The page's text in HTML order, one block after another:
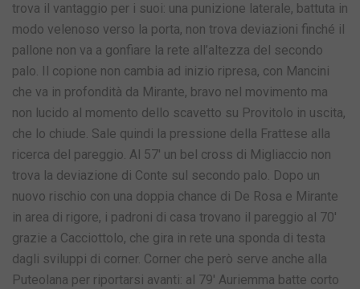
trova il vantaggio per i suoi: una punizione laterale, battuta in
modo velenoso verso la porta, non trova deviazioni finché il
pallone non va a gonfiare la rete all’altezza del secondo
palo. Il copione non cambia ad inizio ripresa, con Mancini
che va in profondità da Mirante, bravo nel movimento ma
non lucido al momento dello scavetto su Provitolo in uscita,
che lo chiude. Sale quindi la pressione della Frattese alla
ricerca del pareggio. Al 57′ un bel cross di Migliaccio non
trova la deviazione di Conte sul secondo palo. Dopo un
nuovo rischio con una doppia chance di De Rosa e Mirante
in area di rigore, i padroni di casa trovano il pareggio al 70′
grazie a Cacciottolo, che gira in rete una sponda di testa
dagli sviluppi di corner. Corner che però serve anche alla
Puteolana per riportarsi avanti: al 79′ Auriemma batte corto